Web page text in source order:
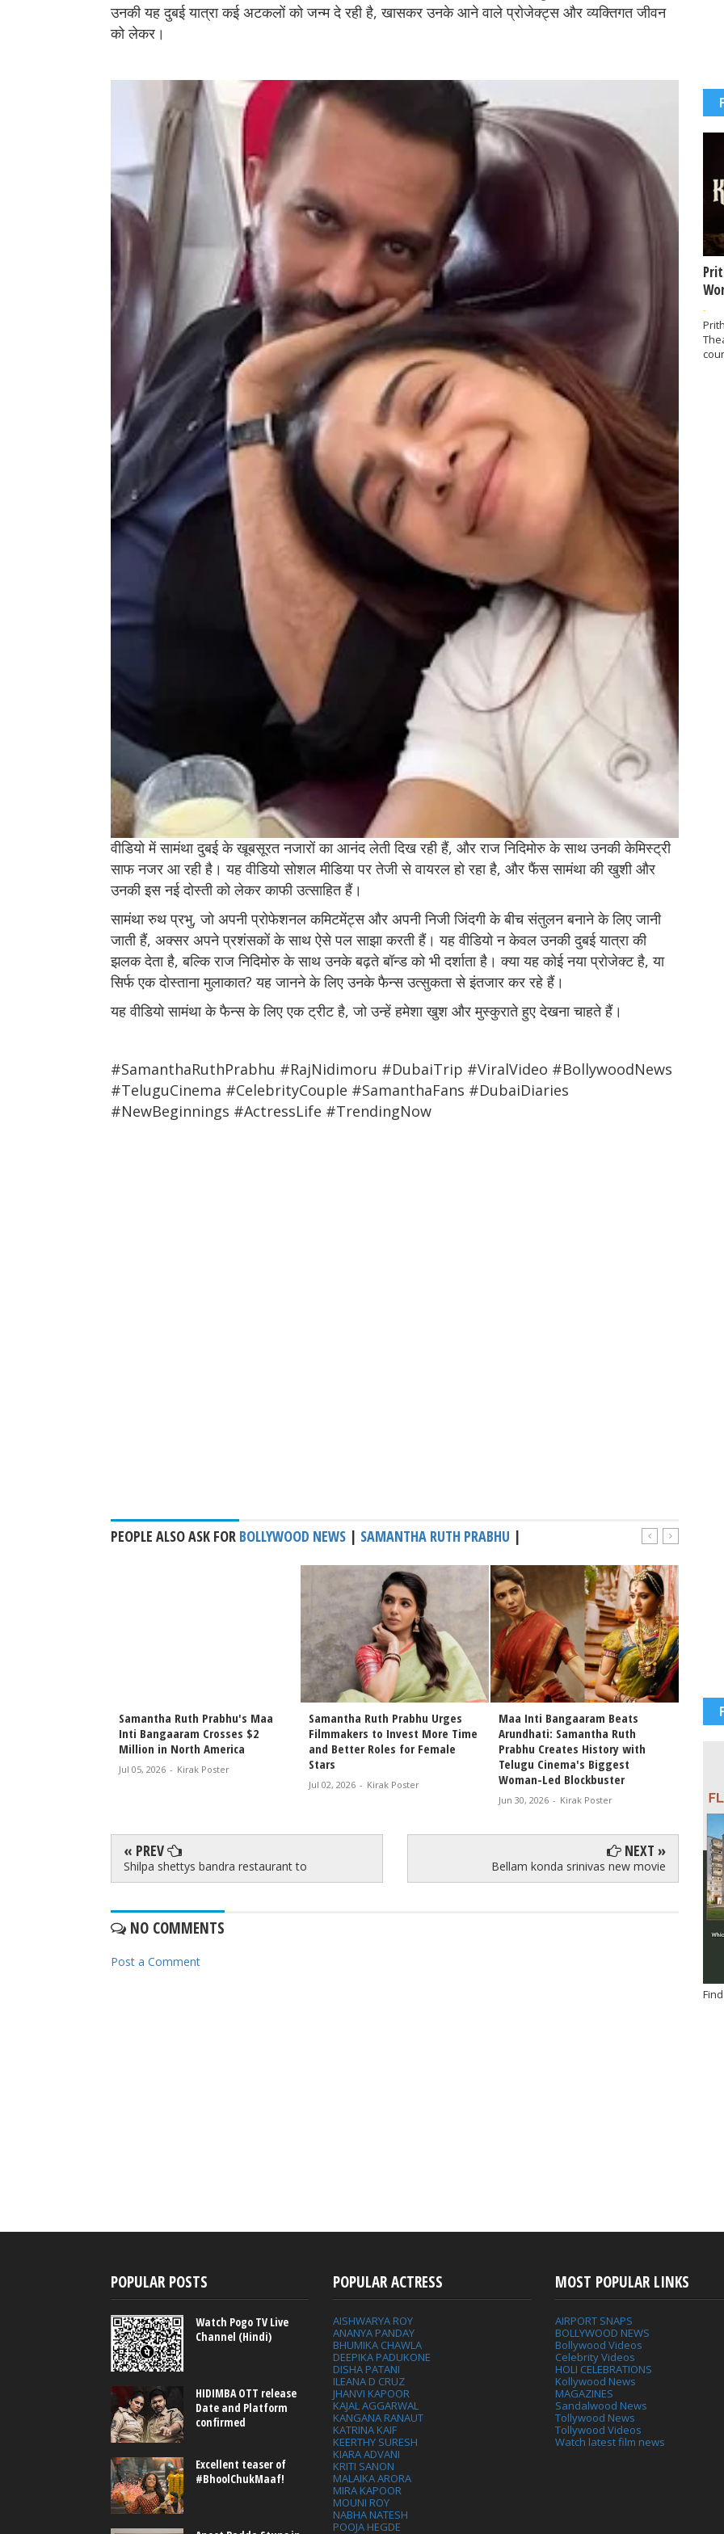
उनकी यह दुबई यात्रा कई अटकलों को जन्म दे रही है, खासकर उनके आने वाले प्रोजेक्ट्स और व्यक्तिगत जीवन
को लेकर।
वीडियो में सामंथा दुबई के खूबसूरत नजारों का आनंद लेती दिख रही हैं, और राज निदिमोरु के साथ उनकी केमिस्ट्री
साफ नजर आ रही है। यह वीडियो सोशल मीडिया पर तेजी से वायरल हो रहा है, और फैंस सामंथा की खुशी और
उनकी इस नई दोस्ती को लेकर काफी उत्साहित हैं।
सामंथा रुथ प्रभु, जो अपनी प्रोफेशनल कमिटमेंट्स और अपनी निजी जिंदगी के बीच संतुलन बनाने के लिए जानी
जाती हैं, अक्सर अपने प्रशंसकों के साथ ऐसे पल साझा करती हैं। यह वीडियो न केवल उनकी दुबई यात्रा की
झलक देता है, बल्कि राज निदिमोरु के साथ उनके बढ़ते बॉन्ड को भी दर्शाता है। क्या यह कोई नया प्रोजेक्ट है, या
सिर्फ एक दोस्ताना मुलाकात? यह जानने के लिए उनके फैन्स उत्सुकता से इंतजार कर रहे हैं।
यह वीडियो सामंथा के फैन्स के लिए एक ट्रीट है, जो उन्हें हमेशा खुश और मुस्कुराते हुए देखना चाहते हैं।
#SamanthaRuthPrabhu #RajNidimoru #DubaiTrip #ViralVideo #BollywoodNews
#TeluguCinema #CelebrityCouple #SamanthaFans #DubaiDiaries
#NewBeginnings #ActressLife #TrendingNow
PEOPLE ALSO ASK FOR BOLLYWOOD NEWS | SAMANTHA RUTH PRABHU |
Samantha Ruth Prabhu's Maa
Inti Bangaaram Crosses $2
Million in North America
Jul 05, 2026 - Kirak Poster
Samantha Ruth Prabhu Urges
Filmmakers to Invest More Time
and Better Roles for Female
Stars
Jul 02, 2026 - Kirak Poster
Maa Inti Bangaaram Beats
Arundhati: Samantha Ruth
Prabhu Creates History with
Telugu Cinema's Biggest
Woman-Led Blockbuster
Jun 30, 2026 - Kirak Poster
« PREV
Shilpa shettys bandra restaurant to
NEXT »
Bellam konda srinivas new movie
NO COMMENTS
Post a Comment
-
POPULAR POSTS
Watch Pogo TV Live
Channel (Hindi)
HIDIMBA OTT release
Date and Platform
confirmed
Excellent teaser of
#BhoolChukMaaf!
POPULAR ACTRESS
AISHWARYA ROY
ANANYA PANDAY
BHUMIKA CHAWLA
DEEPIKA PADUKONE
DISHA PATANI
ILEANA D CRUZ
JHANVI KAPOOR
KAJAL AGGARWAL
KANGANA RANAUT
KATRINA KAIF
KEERTHY SURESH
KIARA ADVANI
KRITI SANON
MALAIKA ARORA
MIRA KAPOOR
MOUNI ROY
NABHA NATESH
POOJA HEGDE
MOST POPULAR LINKS
AIRPORT SNAPS
BOLLYWOOD NEWS
Bollywood Videos
Celebrity Videos
HOLI CELEBRATIONS
Kollywood News
MAGAZINES
Sandalwood News
Tollywood News
Tollywood Videos
Watch latest film news